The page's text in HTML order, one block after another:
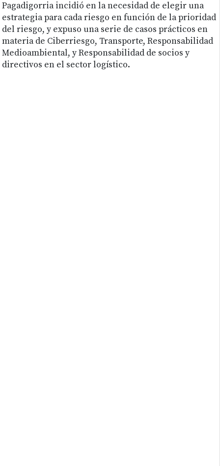
Pagadigorria incidió en la necesidad de elegir una
estrategia para cada riesgo en función de la prioridad
del riesgo, y expuso una serie de casos prácticos en
materia de Ciberriesgo, Transporte, Responsabilidad
Medioambiental, y Responsabilidad de socios y
directivos en el sector logístico.